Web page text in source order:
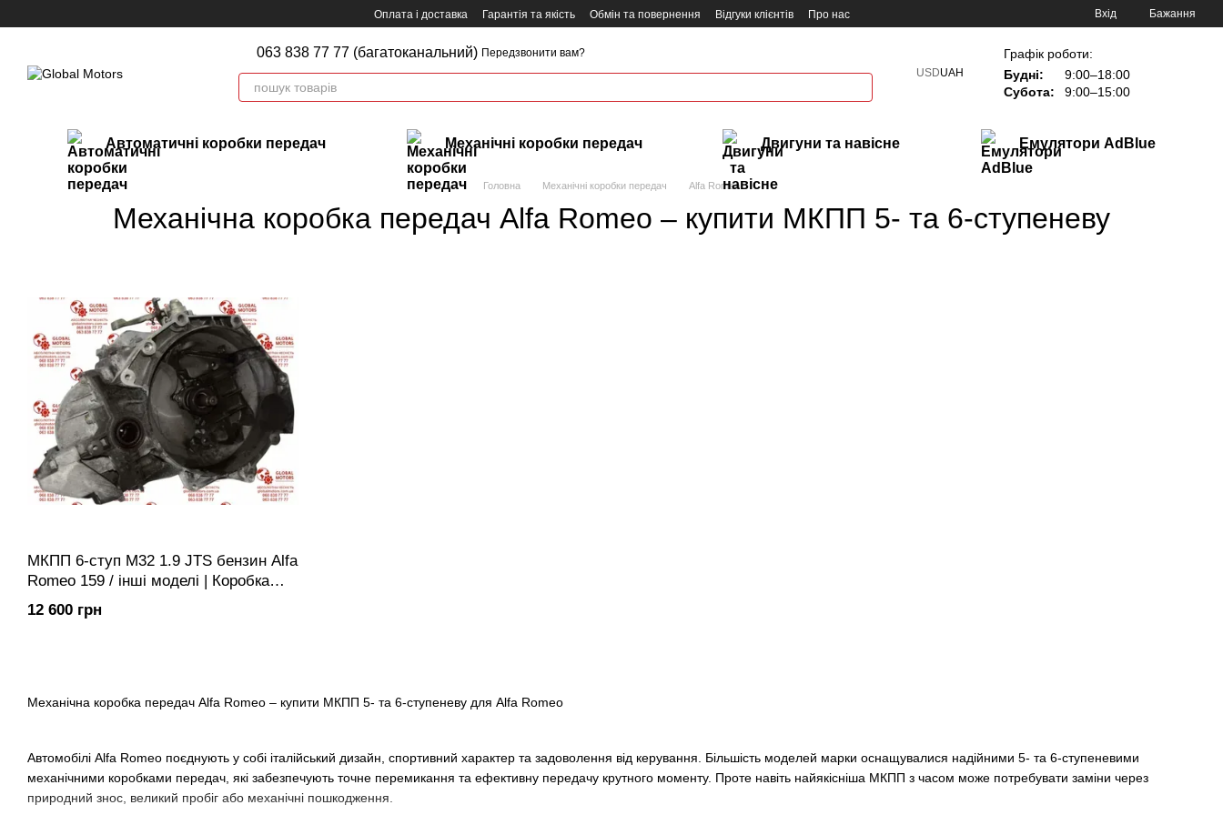
Оплата і доставка Гарантія та якість Обмін та повернення Відгуки клієнтів Про нас Вхід Бажання
063 838 77 77 (багатоканальний) Передзвонити вам?
USDUAH
Графік роботи:
Будні:
9:00–18:00
Субота:
9:00–15:00
Автоматичні коробки передач Механічні коробки передач Двигуни та навісне Емулятори AdBlue
Головна Механічні коробки передач Alfa Romeo
Механічна коробка передач Alfa Romeo – купити МКПП 5- та 6-ступеневу
Механічна коробка передач Alfa Romeo – купити МКПП 5- та 6-ступеневу для Alfa Romeo
Автомобілі Alfa Romeo поєднують у собі італійський дизайн, спортивний характер та задоволення від керування. Більшість моделей марки оснащувалися надійними 5- та 6-ступеневими
механічними коробками передач, які забезпечують точне перемикання та ефективну передачу крутного моменту. Проте навіть найякісніша МКПП з часом може потребувати заміни через
природний знос, великий пробіг або механічні пошкодження.
МКПП 6-ступ M32 1.9 JTS бензин Alfa
Romeo 159 / інші моделі | Коробка
передач механічна
12 600 грн